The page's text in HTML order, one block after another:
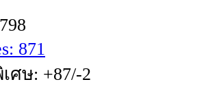
871
ศษ: +87/-2